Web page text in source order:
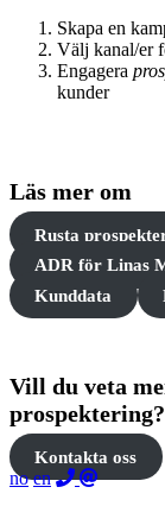
Skapa en
Välj kanal/er
Engagera
kunder
Läs mer om
Rusta
ADR för Linas
Kunddata
Vill du veta
prospektering?
Kontakta oss
no en